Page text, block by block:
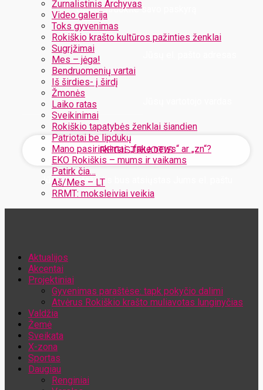
Žurnalistinis Archyvas
Video galerija
Toks gyvenimas
Rokiškio krašto kultūros pažinties ženklai
Sugrįžimai
Mes – jėga!
Bendruomenių vartai
Iš širdies- į širdį
Žmonės
Laiko ratas
Sveikinimai
Rokiškio tapatybės ženklai šiandien
Patriotai be lipdukų
Mano pasirinkimai: „fake news“ ar „zn“?
EKO Rokiškis – mums ir vaikams
Patirk čia…
Aš/Mes – LT
RRMT: moksleiviai veikia
Užregistruokite savo paskyrą
Jūsų slaptažodis bus atsiųstas Jums el. paštu
Aktualijos
Akcentai
Projektiniai
Gyvenimas paraštėse: tapk pokyčio dalimi
Atvėrus Rokiškio krašto muliavotas lunginyčias
Valdžia
Žemė
Sveikata
X-zona
Sportas
Daugiau
Renginiai